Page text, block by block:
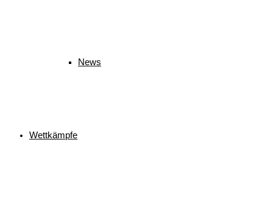
News
Wettkämpfe